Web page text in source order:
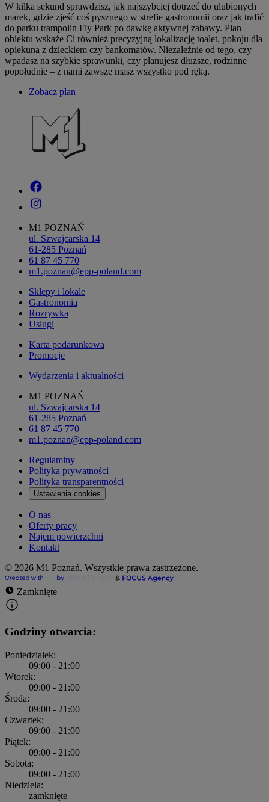
W kilka sekund sprawdzisz, jak najszybciej dotrzeć do ulubionych
marek, gdzie zjeść coś pysznego w strefie gastronomii oraz jak trafić
do parku trampolin Fly Park po dawkę aktywnej zabawy. Plan
obiektu wskaże Ci również precyzyjną lokalizację toalet, pokoju dla
opiekuna z dzieckiem czy bankomatów. Niezależnie od tego, czy
wpadasz na szybkie sprawunki, czy planujesz dłuższe, rodzinne
popołudnie – z nami zawsze masz wszystko pod ręką.
Zobacz plan
M1 POZNAŃ
ul. Szwajcarska 14
61-285 Poznań
61 87 45 770
m1.poznan@epp-poland.com
Sklepy i lokale
Gastronomia
Rozrywka
Usługi
Karta podarunkowa
Promocje
Wydarzenia i aktualności
M1 POZNAŃ
ul. Szwajcarska 14
61-285 Poznań
61 87 45 770
m1.poznan@epp-poland.com
Regulaminy
Polityka prywatności
Polityka transparentności
Ustawienia cookies
O nas
Oferty pracy
Najem powierzchni
Kontakt
© 2026 M1 Poznań. Wszystkie prawa zastrzeżone.
Zamknięte
Godziny otwarcia:
Poniedziałek:
09:00 - 21:00
Wtorek:
09:00 - 21:00
Środa:
09:00 - 21:00
Czwartek:
09:00 - 21:00
Piątek:
09:00 - 21:00
Sobota:
09:00 - 21:00
Niedziela:
zamknięte